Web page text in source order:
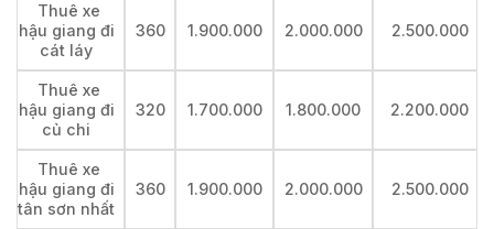
Thuê xe
hậu giang đi
cát láy
360 1.900.000 2.000.000 2.500.000
Thuê xe
hậu giang đi
củ chi
320 1.700.000 1.800.000 2.200.000
Thuê xe
hậu giang đi
tân sơn nhất
360 1.900.000 2.000.000 2.500.000